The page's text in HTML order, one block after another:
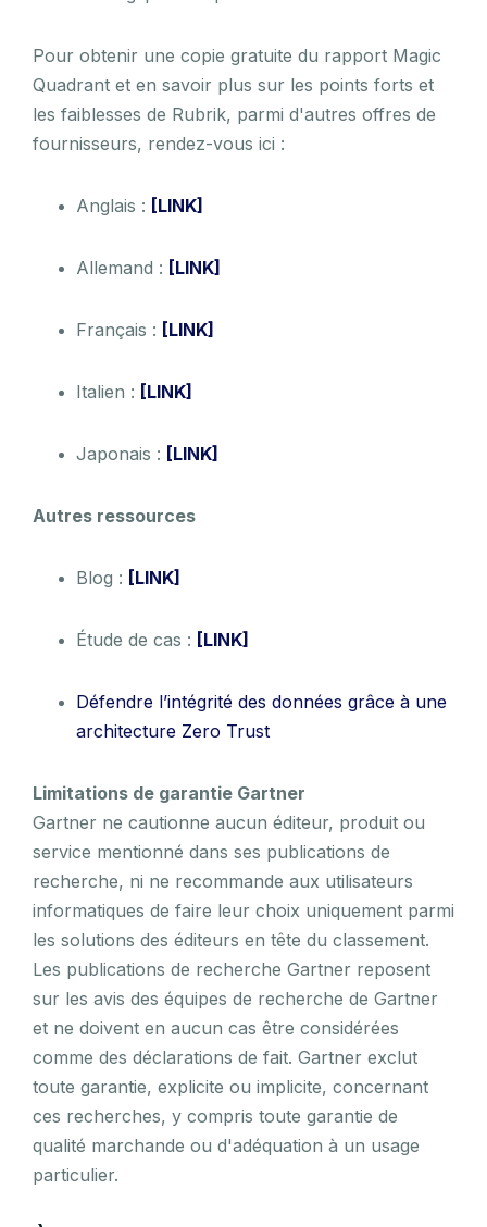
Pour obtenir une copie gratuite du rapport Magic
Quadrant et en savoir plus sur les points forts et
les faiblesses de Rubrik, parmi d'autres offres de
fournisseurs, rendez-vous ici :
Anglais : [LINK]
Allemand : [LINK]
Français : [LINK]
Italien : [LINK]
Japonais : [LINK]
Autres ressources
Blog : [LINK]
Étude de cas : [LINK]
Défendre l’intégrité des données grâce à une
architecture Zero Trust
Limitations de garantie Gartner
Gartner ne cautionne aucun éditeur, produit ou
service mentionné dans ses publications de
recherche, ni ne recommande aux utilisateurs
informatiques de faire leur choix uniquement parmi
les solutions des éditeurs en tête du classement.
Les publications de recherche Gartner reposent
sur les avis des équipes de recherche de Gartner
et ne doivent en aucun cas être considérées
comme des déclarations de fait. Gartner exclut
toute garantie, explicite ou implicite, concernant
ces recherches, y compris toute garantie de
qualité marchande ou d'adéquation à un usage
particulier.